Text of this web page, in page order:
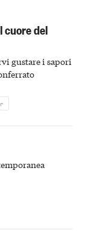
cuore del
gustare i sapori